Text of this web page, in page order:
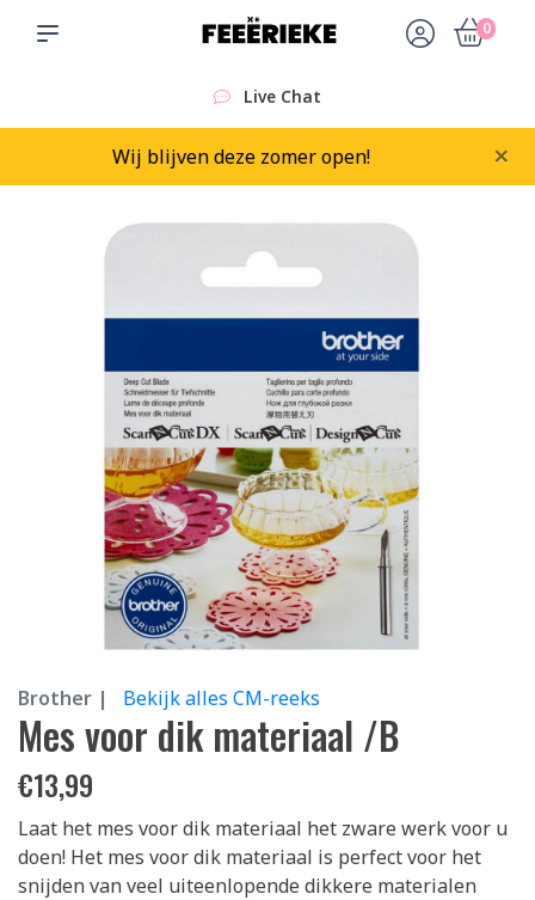
0
Live Chat
Wij blijven deze zomer open! ×
Brother | Bekijk alles CM-reeks
Mes voor dik materiaal /B
€13,99
Laat het mes voor dik materiaal het zware werk voor u
doen! Het mes voor dik materiaal is perfect voor het
snijden van veel uiteenlopende dikkere materialen